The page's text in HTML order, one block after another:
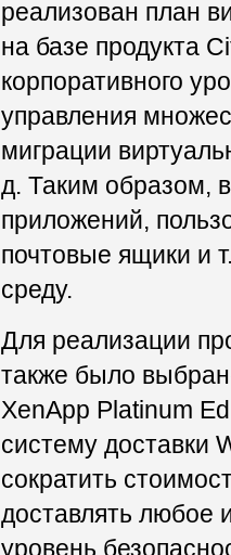
реализован план
на базе продукта
корпоративного
управления
миграции
д. Таким образом,
приложений,
почтовые ящики и
среду.
Для реализации
также было
XenApp Platinum
систему доставки
сократить
доставлять любое
уровень